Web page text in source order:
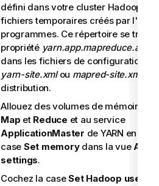
défini dans votre cluster Hadoop
fichiers temporaires créés par
programmes. Ce répertoire se
propriété
dans les fichiers de configuration
yarn-site.xmlou mapred-site.xml
distribution.
Allouez des volumes de mémoire
Map et Reduce et au service
ApplicationMaster de YARN en
case Set memorydans la vue
settings.
Cochez la caseSet Hadoop user